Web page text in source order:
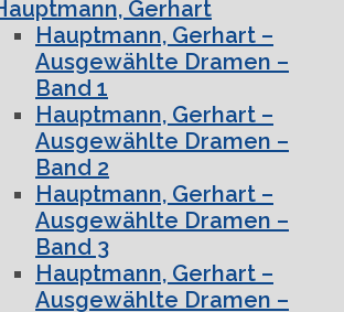
Gerhart
Hauptmann, Gerhart –
Ausgewählte Dramen –
Band 1
Hauptmann, Gerhart –
Ausgewählte Dramen –
Band 2
Hauptmann, Gerhart –
Ausgewählte Dramen –
Band 3
Hauptmann, Gerhart –
Ausgewählte Dramen –